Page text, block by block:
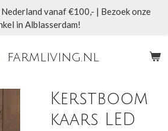
farmliving.nl
vanaf €100,- | Bezoek onze
in Alblasserdam!
Kerstboom
kaars LED